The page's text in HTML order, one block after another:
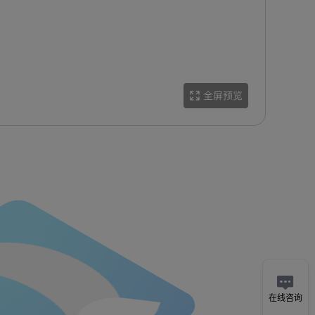

在线咨询